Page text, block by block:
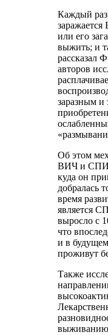
Каждый
или его
выжить; и
рассказал
авторов
заразным и
Об этом
ВИЧ и СПИД
куда он
добралась
время
является
выросло с
что
и в
проживут
Также
выживанию